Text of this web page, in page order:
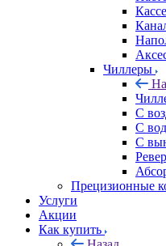
Чиллеры
С
С
С
Прецизионные
Услуги
Акции
Как купить